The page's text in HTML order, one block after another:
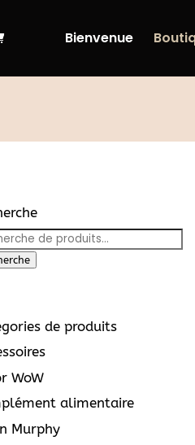
Bienvenue
:
de produits
WoW
alimentaire
Murphy